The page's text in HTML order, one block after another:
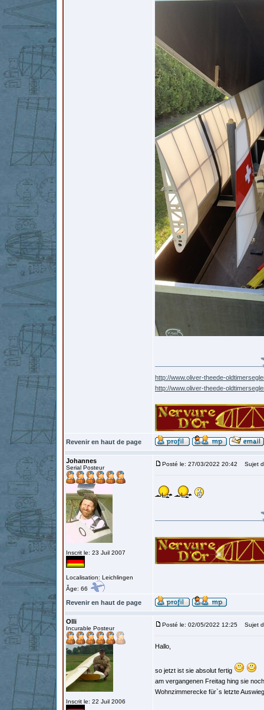
http://www.oliver-theede-
http://www.oliver-theede-
Revenir en haut de page
Johannes
Serial Posteur
Inscrit le: 23 Juil 2007
Localisation: Leichlingen
Âge: 66
Posté le: 27/03/2022 20:42 Sujet
Revenir en haut de page
Olli
Incurable Posteur
Inscrit le: 22 Juil 2006
Posté le: 02/05/2022 12:25 Sujet
Hallo,
so jetzt ist sie absolut fertig
am vergangenen Freitag hing sie
Wohnzimmerecke für`s letzte